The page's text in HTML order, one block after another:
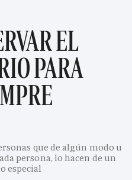
EL
PARA
que de algún modo u
persona, lo hacen de un
especial